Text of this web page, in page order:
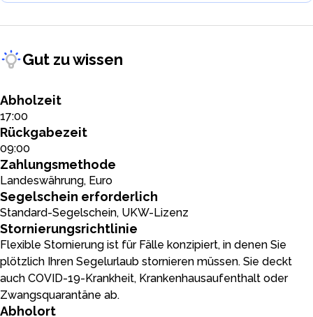
Gut zu wissen
Abholzeit
17:00
Rückgabezeit
09:00
Zahlungsmethode
Landeswährung, Euro
Segelschein erforderlich
Standard-Segelschein, UKW-Lizenz
Stornierungsrichtlinie
Flexible Stornierung ist für Fälle konzipiert, in denen Sie
plötzlich Ihren Segelurlaub stornieren müssen. Sie deckt
auch COVID-19-Krankheit, Krankenhausaufenthalt oder
Zwangsquarantäne ab.
Abholort